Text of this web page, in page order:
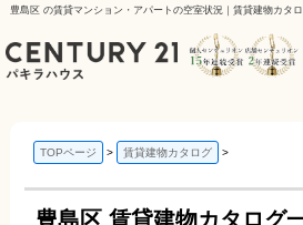
豊島区 の賃貸マンション・アパートの空室状況｜賃貸建物カタ
TOPページ 賃貸建物カタログ
豊島区 賃貸建物カタログ